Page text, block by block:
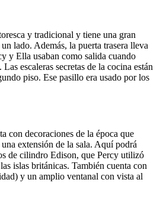
y tradicional y tiene una gran
lado. Además, la puerta trasera lleva
y Ella usaban como salida cuando
escaleras secretas de la cocina están
piso. Ese pasillo era usado por los
con decoraciones de la época que
extensión de la sala. Aquí podrá
de cilindro Edison, que Percy utilizó
islas británicas. También cuenta con
y un amplio ventanal con vista al